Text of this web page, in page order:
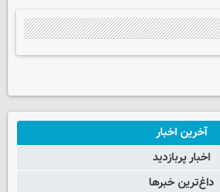
آخرین اخبار
اخبار پربازدید
داغ‌ترین خبرها